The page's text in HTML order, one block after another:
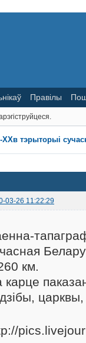
Правілы
ХXв тэрыторыі
03-26 11:22:29
км.
карце
царквы,